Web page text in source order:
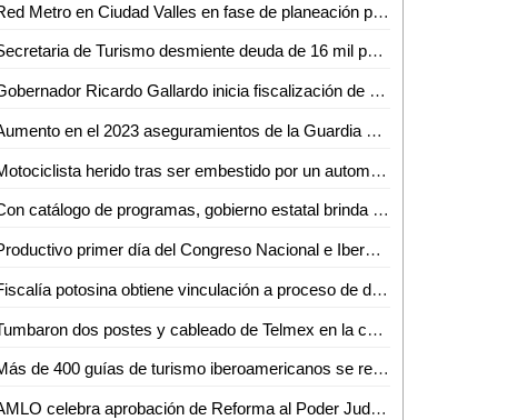
Red Metro en Ciudad Valles en fase de planeación para 2025, pero con retos estructurales
Secretaria de Turismo desmiente deuda de 16 mil pesos con DAPAS
Gobernador Ricardo Gallardo inicia fiscalización de recursos federales en SLP
Aumento en el 2023 aseguramientos de la Guardia Civil Estatal
Motociclista herido tras ser embestido por un automóvil en la colonia Francisco I. Madero
Con catálogo de programas, gobierno estatal brinda más apoyo a las familias
Productivo primer día del Congreso Nacional e Iberoamericano de Guías de Turistas en San Luis Capital
Fiscalía potosina obtiene vinculación a proceso de dos imputados por robo en Ciudad Valles
Tumbaron dos postes y cableado de Telmex en la colonia Márquez
Más de 400 guías de turismo iberoamericanos se reúnen en San Luis Capital
AMLO celebra aprobación de Reforma al Poder Judicial con amplia mayoría en la Cámara de Diputados